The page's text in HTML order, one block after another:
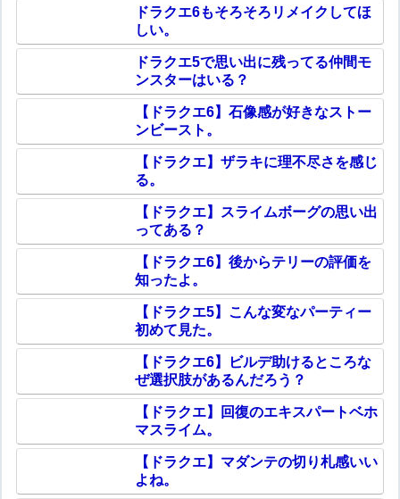
ドラクエ6もそろそろリメイクしてほ
しい。
ドラクエ5で思い出に残ってる仲間モ
ンスターはいる？
【ドラクエ6】石像感が好きなストー
ンビースト。
【ドラクエ】ザラキに理不尽さを感じ
る。
【ドラクエ】スライムボーグの思い出
ってある？
【ドラクエ6】後からテリーの評価を
知ったよ。
【ドラクエ5】こんな変なパーティー
初めて見た。
【ドラクエ6】ビルデ助けるところな
ぜ選択肢があるんだろう？
【ドラクエ】回復のエキスパートベホ
マスライム。
【ドラクエ】マダンテの切り札感いい
よね。